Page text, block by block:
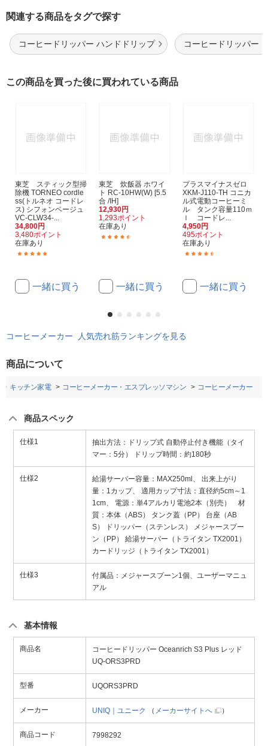
関連する商品をタグで探す
コーヒードリッパー ハンドドリップ コーヒードリッパー
この商品を買った後に買われている商品
東芝 スティック型掃
除機 TORNEO cordle
ss(トルネオ コードレ
ス) シフォンベージュ
VC-CLW34-...
34,800円
3,480ポイント
在庫あり
一緒に買う
東芝 炊飯器 ホワイ
ト RC-10HW(W) [5.5
合 /IH]
12,930円
1,293ポイント
在庫あり
一緒に買う
プラスマイナスゼロ
XKM-J110-TH コニカ
ル式電動コーヒーミ
ル タンク容量110ｍ
ｌ コードレ...
4,950円
495ポイント
在庫あり
一緒に買う
コーヒーメーカー 人気売れ筋ランキングを見る
商品について
キッチン家電 コーヒーメーカー・エスプレッソマシン コーヒーメーカー
商品スペック
仕様1
抽出方法：ドリップ式 自動停止付き機能（タイ
マー：5分） ドリップ時間：約180秒
仕様2
給湯サーバー容量：MAX250ml、 出来上がり
量：1カップ、 適用カップ寸法：直径約5cm～1
1cm、 電源：単4アルカリ電池2本（別売） 材
質：本体（ABS） タンク蓋（PP） 台座（AB
S） ドリッパー（ステンレス） メジャースプー
ン（PP） 給湯サーバー（トライタン TX2001）
カードリッジ（トライタン TX2001）
仕様3
付属品：メジャースプーン1個、ユーザーマニュ
アル
基本情報
商品名
コーヒードリッパー Oceanrich S3 Plus レッド
UQ-ORS3PRD
型番 UQORS3PRD
メーカー UNIQ｜ユニーク （ メーカーサイトへ ）
商品コード 7998292